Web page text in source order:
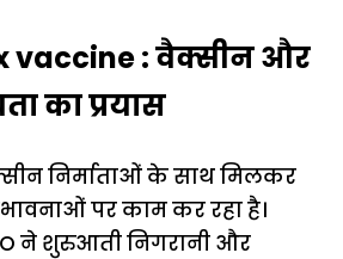
vaccine : वैक्सीन और
का प्रयास
निर्माताओं के साथ मिलकर
पर काम कर रहा है।
ने शुरुआती निगरानी और